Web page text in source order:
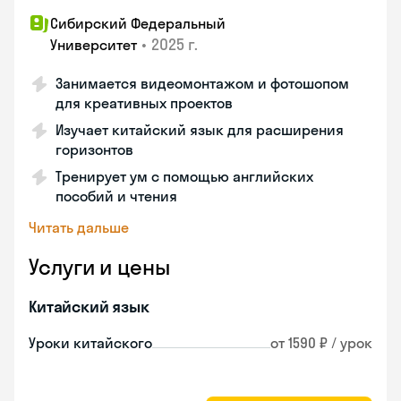
Сибирский Федеральный
Университет • 2025 г.
Занимается видеомонтажом и фотошопом
для креативных проектов
Изучает китайский язык для расширения
горизонтов
Тренирует ум с помощью английских
пособий и чтения
Читать дальше
Услуги и цены
Китайский язык
Уроки китайского от 1590 ₽ / урок